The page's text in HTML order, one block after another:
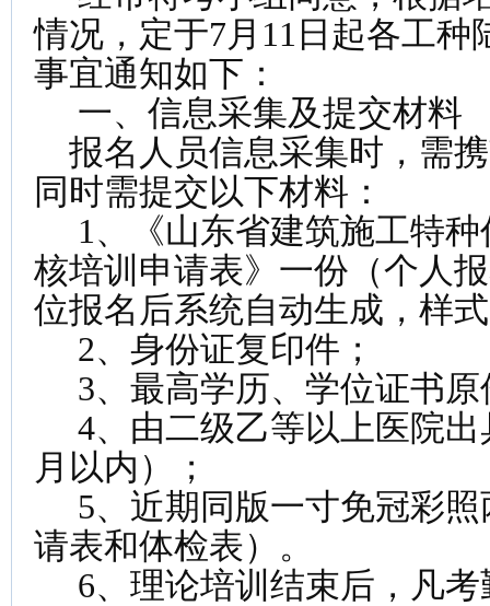
情况，定于7月11日起各工种
事宜通知如下：
一、信息采集及提交材料
报名人员信息采集时，需
同时需提交以下材料：
1、《山东省建筑施工特种
核培训申请表》一份（个人
位报名后系统自动生成，样
2、身份证复印件；
3、最高学历、学位证书原
4、由二级乙等以上医院出
月以内）；
5、近期同版一寸免冠彩照
请表和体检表）。
6、理论培训结束后，凡考